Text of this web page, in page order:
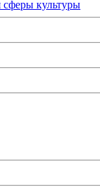
сферы культуры